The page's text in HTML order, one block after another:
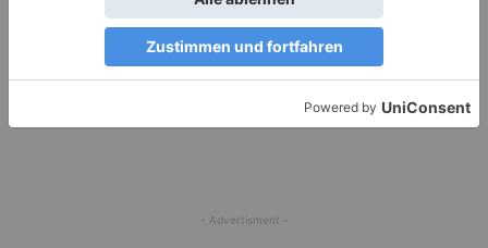
- Advertisment -